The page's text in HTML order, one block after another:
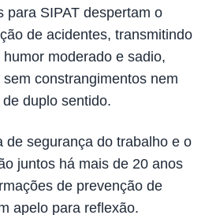
para SIPAT despertam o
de acidentes, transmitindo
moderado e sadio,
sem constrangimentos nem
duplo sentido.
de segurança do trabalho e o
juntos há mais de 20 anos
de prevenção de
apelo para reflexão.